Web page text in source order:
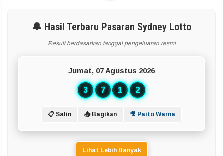
🔔 Hasil Terbaru Pasaran Sydney Lotto
Result berdasarkan tanggal pengeluaran resmi
Jumat, 07 Agustus 2026
3 7 1 2
📋 Salin 📤 Bagikan 🎥 Paito Warna
Lihat Lebih Banyak